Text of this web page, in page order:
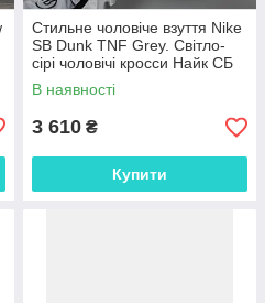
Стильне чоловіче взуття Nike
SB Dunk TNF Grey. Світло-
сірі чоловічі кросси Найк СБ
Данк.
В наявності
3 610 ₴
Купити